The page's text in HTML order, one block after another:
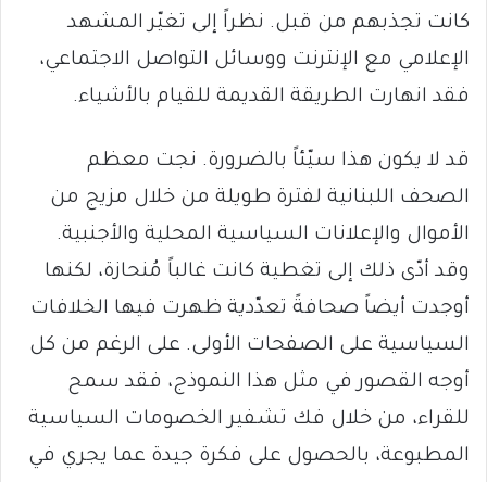
كانت تجذبهم من قبل. نظراً إلى تغيّر المشهد
الإعلامي مع الإنترنت ووسائل التواصل الاجتماعي،
فقد انهارت الطريقة القديمة للقيام بالأشياء.
قد لا يكون هذا سيّئاً بالضرورة. نجت معظم
الصحف اللبنانية لفترة طويلة من خلال مزيج من
الأموال والإعلانات السياسية المحلية والأجنبية.
وقد أدّى ذلك إلى تغطية كانت غالباً مُنحازة، لكنها
أوجدت أيضاً صحافةً تعدّدية ظهرت فيها الخلافات
السياسية على الصفحات الأولى. على الرغم من كل
أوجه القصور في مثل هذا النموذج، فقد سمح
للقراء، من خلال فك تشفير الخصومات السياسية
المطبوعة، بالحصول على فكرة جيدة عما يجري في